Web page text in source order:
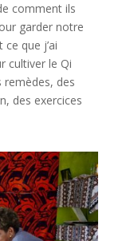
comment ils
garder notre
que j’ai
cultiver le Qi
remèdes, des
des exercices